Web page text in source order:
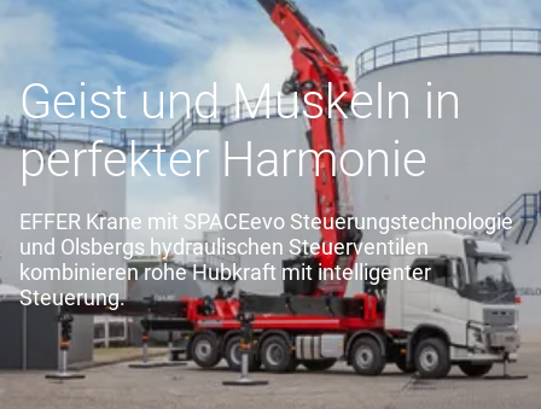
Geist und Muskeln in
perfekter Harmonie
EFFER Krane mit SPACEevo Steuerungstechnologie
und Olsbergs hydraulischen Steuerventilen
kombinieren rohe Hubkraft mit intelligenter
Steuerung.